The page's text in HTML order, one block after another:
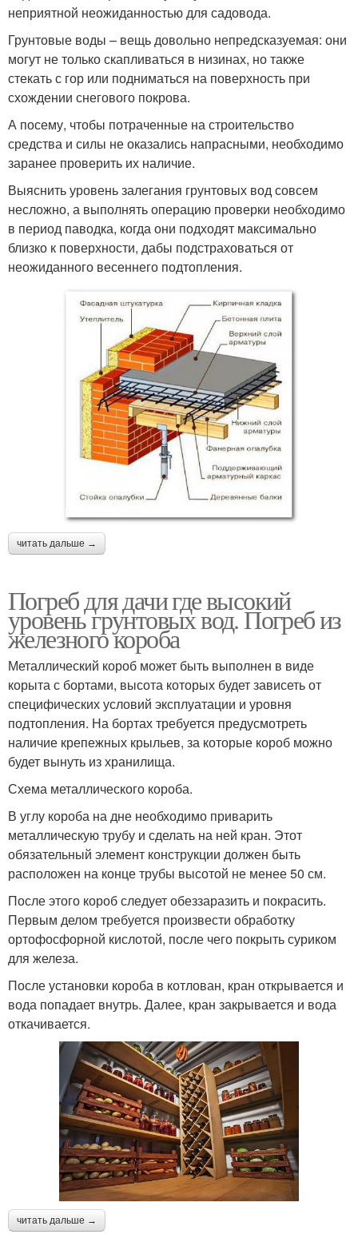
неприятной неожиданностью для садовода.
Грунтовые воды – вещь довольно непредсказуемая: они
могут не только скапливаться в низинах, но также
стекать с гор или подниматься на поверхность при
схождении снегового покрова.
А посему, чтобы потраченные на строительство
средства и силы не оказались напрасными, необходимо
заранее проверить их наличие.
Выяснить уровень залегания грунтовых вод совсем
несложно, а выполнять операцию проверки необходимо
в период паводка, когда они подходят максимально
близко к поверхности, дабы подстраховаться от
неожиданного весеннего подтопления.
читать дальше →
Погреб для дачи где высокий
уровень грунтовых вод. Погреб из
железного короба
Металлический короб может быть выполнен в виде
корыта с бортами, высота которых будет зависеть от
специфических условий эксплуатации и уровня
подтопления. На бортах требуется предусмотреть
наличие крепежных крыльев, за которые короб можно
будет вынуть из хранилища.
Схема металлического короба.
В углу короба на дне необходимо приварить
металлическую трубу и сделать на ней кран. Этот
обязательный элемент конструкции должен быть
расположен на конце трубы высотой не менее 50 см.
После этого короб следует обеззаразить и покрасить.
Первым делом требуется произвести обработку
ортофосфорной кислотой, после чего покрыть суриком
для железа.
После установки короба в котлован, кран открывается и
вода попадает внутрь. Далее, кран закрывается и вода
откачивается.
читать дальше →